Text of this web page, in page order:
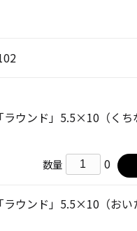
ウンド」5.5×10（くち
数量 0
ウンド」5.5×10（おい